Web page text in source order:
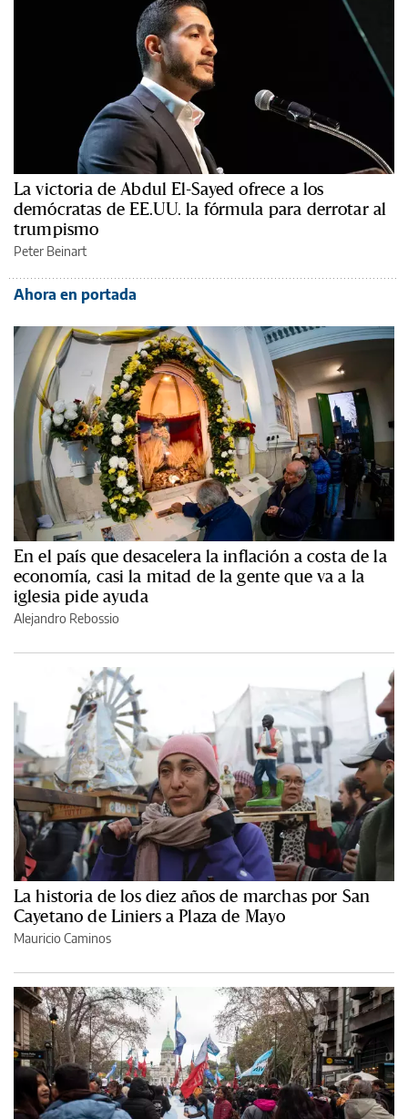
La victoria de Abdul El-Sayed ofrece a los
demócratas de EE.UU. la fórmula para derrotar al
trumpismo
Peter Beinart
Ahora en portada
En el país que desacelera la inflación a costa de la
economía, casi la mitad de la gente que va a la
iglesia pide ayuda
Alejandro Rebossio
La historia de los diez años de marchas por San
Cayetano de Liniers a Plaza de Mayo
Mauricio Caminos